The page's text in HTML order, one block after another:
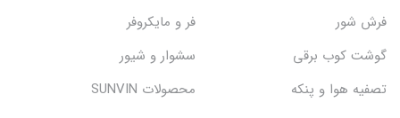
فرش شور
فر و مایکروفر
گوشت کوب برقی
سشوار و شیور
تصفیه هوا و پنکه
محصولات SUNVIN